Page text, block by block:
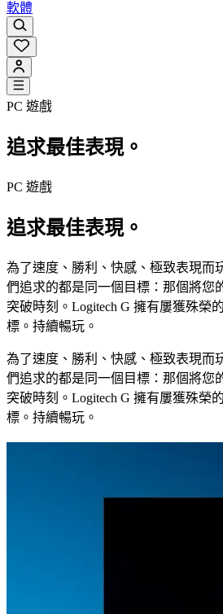
軟體
PC 遊戲
追求最佳表現。
PC 遊戲
追求最佳表現。
為了速度、勝利、快感、極致表現而
們追求的都是同一個目標：那個將您
突破時刻。Logitech G 擁有屢獲殊榮
標。持續暢玩。
為了速度、勝利、快感、極致表現而
們追求的都是同一個目標：那個將您
突破時刻。Logitech G 擁有屢獲殊榮
標。持續暢玩。